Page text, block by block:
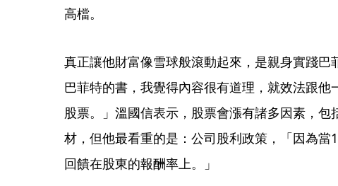
高檔。
真正讓他財富像雪球般滾動起來，是親身實踐巴
巴菲特的書，我覺得內容很有道理，就效法跟他
股票。」溫國信表示，股票會漲有諸多因素，包
材，但他最看重的是：公司股利政策，「因為
回饋在股東的報酬率上。」